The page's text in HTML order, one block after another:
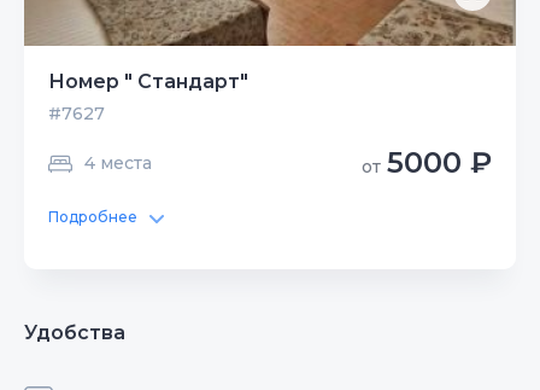
Номер " Стандарт"
#7627
4 места от 5000 ₽
Подробнее
Удобства